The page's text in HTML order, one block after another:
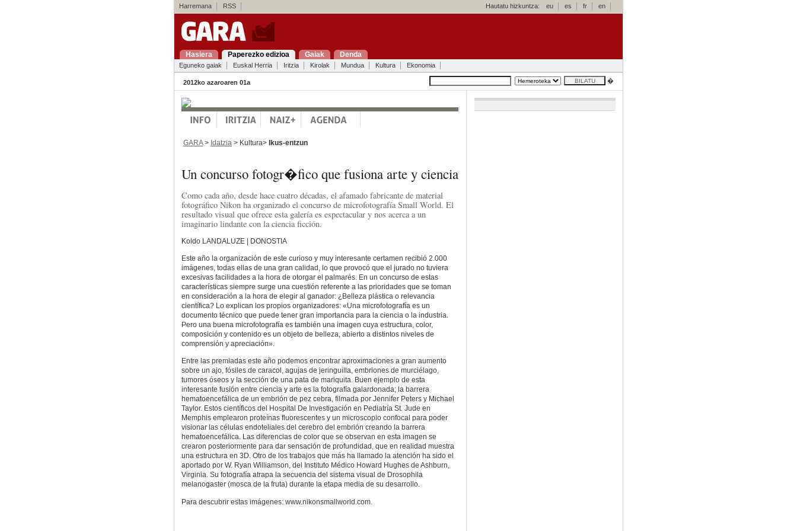
Harremana RSS Hautatu hizkuntza: eu es fr en
Hasiera Paperezko edizioa Gaiak Denda
Eguneko gaiak Euskal Herria Iritzia Kirolak Mundua Kultura Ekonomia
2012ko azaroaren 01a �
GARA> Idatzia > Kultura> Ikus-entzun
Un concurso fotogr�fico que fusiona arte y ciencia
Como cada año, desde hace cuatro décadas, el afamado fabricante de material
fotográfico Nikon ha organizado el concurso de microfotografía Small World. El
resultado visual que ofrece esta galería es espectacular y nos acerca a un
imaginario lindante con la ciencia ficción.
Koldo LANDALUZE | DONOSTIA
Este año la organización de este curioso y muy interesante certamen recibió 2.000
imágenes, todas ellas de una gran calidad, lo que provocó que el jurado no tuviera
excesivas facilidades a la hora de otorgar el palmarés. En un concurso de estas
características siempre surge una cuestión referente a las prioridades que se toman
en consideración a la hora de elegir al ganador: ¿Belleza plástica o relevancia
científica? Lo explican los propios organizadores: «Una microfotografía es un
documento técnico que puede tener gran importancia para la ciencia o la industria.
Pero una buena microfotografía es también una imagen cuya estructura, color,
composición y contenido es un objeto de belleza, abierto a distintos niveles de
comprensión y apreciación».
Entre las premiadas este año podemos encontrar aproximaciones a gran aumento
sobre un ajo, fósiles de caracol, agujas de jeringuilla, embriones de murciélago,
tumores óseos y la sección de una pata de mariquita. Buen ejemplo de esta
interesante fusión entre ciencia y arte es la fotografía galardonada; la barrera
hematoencefálica de un embrión de pez cebra, filmada por Jennifer Peters y Michael
Taylor. Estos científicos del Hospital De Investigación en Pediatría St. Jude en
Memphis emplearon proteínas fluorescentes y un microscopio confocal para poder
visionar las células endoteliales del cerebro del embrión creando la barrera
hematoencefálica. Las diferencias de color que se observan en esta imagen se
crearon posteriormente para dar sensación de profundidad, que en realidad muestra
una estructura en 3D. Otro de los trabajos que más ha llamado la atención ha sido el
aportado por W. Ryan Williamson, del Instituto Médico Howard Hughes de Ashburn,
Virginia. Su fotografía atrapa la secuencia del sistema visual de Drosophila
melanogaster (mosca de la fruta) durante la etapa media de su desarrollo.
Para descubrir estas imágenes: www.nikonsmallworld.com.